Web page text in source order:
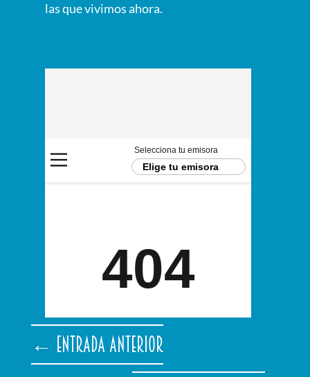
las que vivimos ahora.
← Entrada anterior